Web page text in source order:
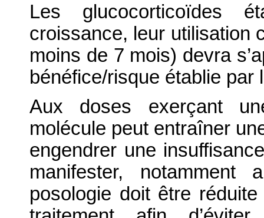
Les glucocorticoïdes
croissance, leur utilisation
moins de 7 mois) devra
bénéfice/risque établie
Aux doses exerçant
molécule peut entraîner
engendrer une
manifester, notamment
posologie doit être